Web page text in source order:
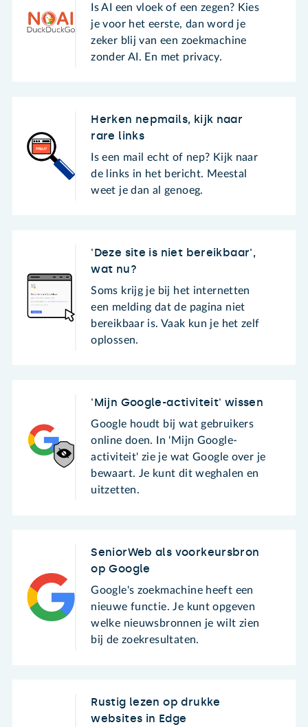
Is AI een vloek of een zegen? Kies
je voor het eerste, dan word je
zeker blij van een zoekmachine
zonder AI. En met privacy.
Herken nepmails, kijk naar
rare links
Is een mail echt of nep? Kijk naar
de links in het bericht. Meestal
weet je dan al genoeg.
'Deze site is niet bereikbaar',
wat nu?
Soms krijg je bij het internetten
een melding dat de pagina niet
bereikbaar is. Vaak kun je het zelf
oplossen.
'Mijn Google-activiteit' wissen
Google houdt bij wat gebruikers
online doen. In 'Mijn Google-
activiteit' zie je wat Google over je
bewaart. Je kunt dit weghalen en
uitzetten.
SeniorWeb als voorkeursbron
op Google
Google's zoekmachine heeft een
nieuwe functie. Je kunt opgeven
welke nieuwsbronnen je wilt zien
bij de zoekresultaten.
Rustig lezen op drukke
websites in Edge